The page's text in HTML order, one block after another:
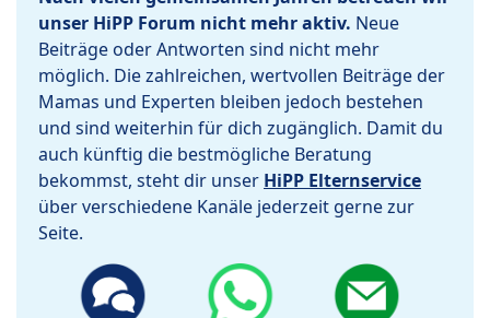
unser HiPP Forum nicht mehr aktiv. Neue
Beiträge oder Antworten sind nicht mehr
möglich. Die zahlreichen, wertvollen Beiträge der
Mamas und Experten bleiben jedoch bestehen
und sind weiterhin für dich zugänglich. Damit du
auch künftig die bestmögliche Beratung
bekommst, steht dir unser HiPP Elternservice
über verschiedene Kanäle jederzeit gerne zur
Seite.